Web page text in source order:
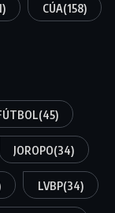
CÚA(158)
(45)
JOROPO(34)
LVBP(34)